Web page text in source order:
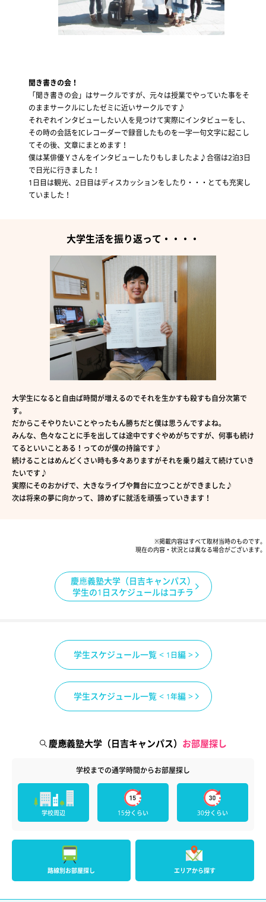
聞き書きの会！
「聞き書きの会」はサークルですが、元々は授業でやっていた事をそ
のままサークルにしたゼミに近いサークルです♪
それぞれインタビューしたい人を見つけて実際にインタビューをし、
その時の会話をICレコーダーで録音したものを一字一句文字に起こし
てその後、文章にまとめます！
僕は某俳優Ｙさんをインタビューしたりもしましたよ♪合宿は2泊3日
で日光に行きました！
1日目は観光、2日目はディスカッションをしたり・・・とても充実し
ていました！
大学生活を振り返って・・・・
大学生になると自由ば時間が増えるのでそれを生かすも殺すも自分次第で
す。
だからこそやりたいことやったもん勝ちだと僕は思うんですよね。
みんな、色々なことに手を出しては途中ですぐやめがちですが、何事も続け
てるといいことある！ってのが僕の持論です♪
続けることはめんどくさい時も多々ありますがそれを乗り越えて続けていき
たいです♪
実際にそのおかげで、大きなライブや舞台に立つことができました♪
次は将来の夢に向かって、諦めずに就活を頑張っていきます！
※掲載内容はすべて取材当時のものです。
現在の内容・状況とは異なる場合がございます。
慶應義塾大学（日吉キャンパス）
学生の1日スケジュールはコチラ
学生スケジュール一覧 < 1日編 >
学生スケジュール一覧 < 1年編 >
慶應義塾大学（日吉キャンパス） お部屋探し
学校までの通学時間からお部屋探し
学校周辺 15分くらい 30分くらい
路線別お部屋探し エリアから探す